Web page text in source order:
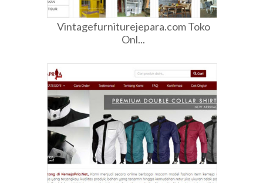
Vintagefurniturejepara.com Toko
Onl...